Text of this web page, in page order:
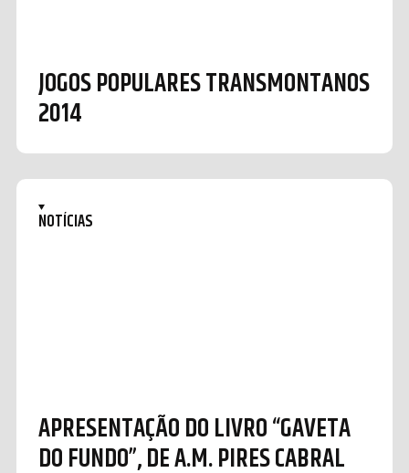
JOGOS POPULARES TRANSMONTANOS
2014
NOTÍCIAS
APRESENTAÇÃO DO LIVRO “GAVETA
DO FUNDO”, DE A.M. PIRES CABRAL